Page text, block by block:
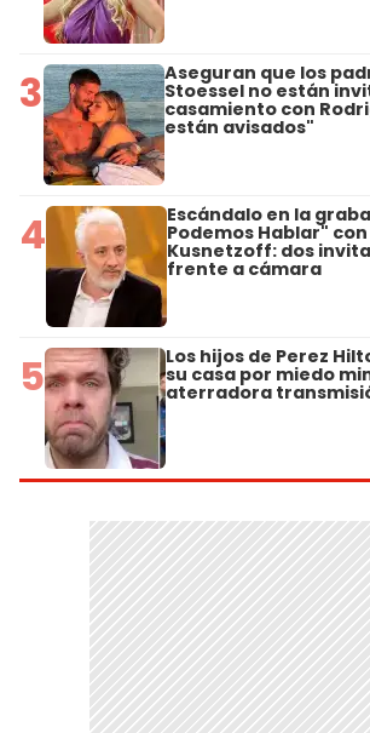
3 Aseguran que los
Stoessel no están
casamiento con
están avisados"
4 Escándalo en la
Podemos Hablar"
Kusnetzoff: dos
frente a cámara
5 Los hijos de Perez
su casa por miedo
aterradora